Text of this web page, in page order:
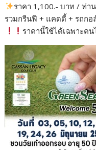
ราคา 1,100.- บาท / ท่าน
รวมกรีนฟี + แคดดี้ + รถกอ
ราคานี้ใช้ได้เฉพาะค